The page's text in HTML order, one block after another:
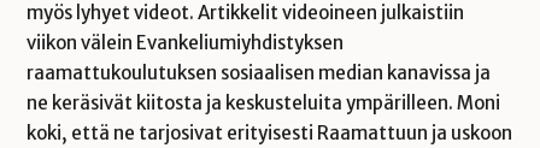
myös lyhyet videot. Artikkelit videoineen julkaistiin
viikon välein Evankeliumiyhdistyksen
raamattukoulutuksen sosiaalisen median kanavissa ja
ne keräsivät kiitosta ja keskusteluita ympärilleen. Moni
koki, että ne tarjosivat erityisesti Raamattuun ja uskoon